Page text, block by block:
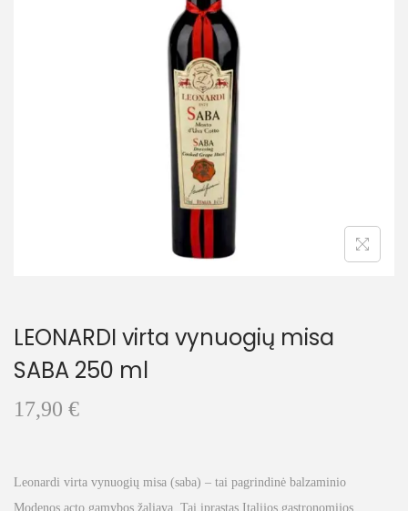
t
i
o
n
t
LEONARDI virta vynuogių misa
SABA 250 ml
17,90 €
Leonardi virta vynuogių misa (saba) – tai pagrindinė balzaminio
Modenos acto gamybos žaliava. Tai įprastas Italijos gastronomijos